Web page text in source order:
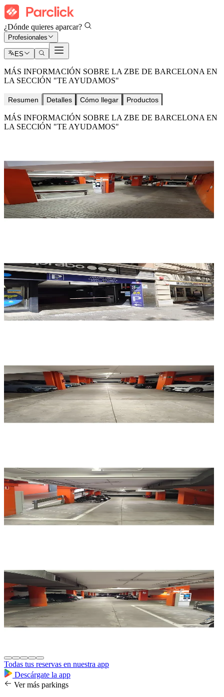
¿Dónde quieres aparcar?
Profesionales
ES
MÁS INFORMACIÓN SOBRE LA ZBE DE BARCELONA EN
LA SECCIÓN "TE AYUDAMOS"
Resumen Detalles Cómo llegar Productos
MÁS INFORMACIÓN SOBRE LA ZBE DE BARCELONA EN
LA SECCIÓN "TE AYUDAMOS"
Todas tus reservas en nuestra app
Descárgate la app
Ver más parkings